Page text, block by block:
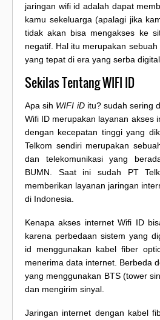
jaringan wifi id adalah dapat
kamu sekeluarga (apalagi jika
tidak akan bisa mengakses ke
negatif. Hal itu merupakan
yang tepat di era yang serba digital
Sekilas Tentang WIFI ID
Apa sih WIFI iDitu? sudah sering
Wifi ID merupakan layanan akses
dengan kecepatan tinggi yang
Telkom sendiri merupakan
dan telekomunikasi yang
BUMN. Saat ini sudah PT
memberikan layanan jaringan
di Indonesia.
Kenapa akses internet Wifi ID
karena perbedaan sistem yang
id menggunakan kabel fiber
menerima data internet. Berbeda
yang menggunakan BTS (tower
dan mengirim sinyal.
Jaringan internet dengan kabel